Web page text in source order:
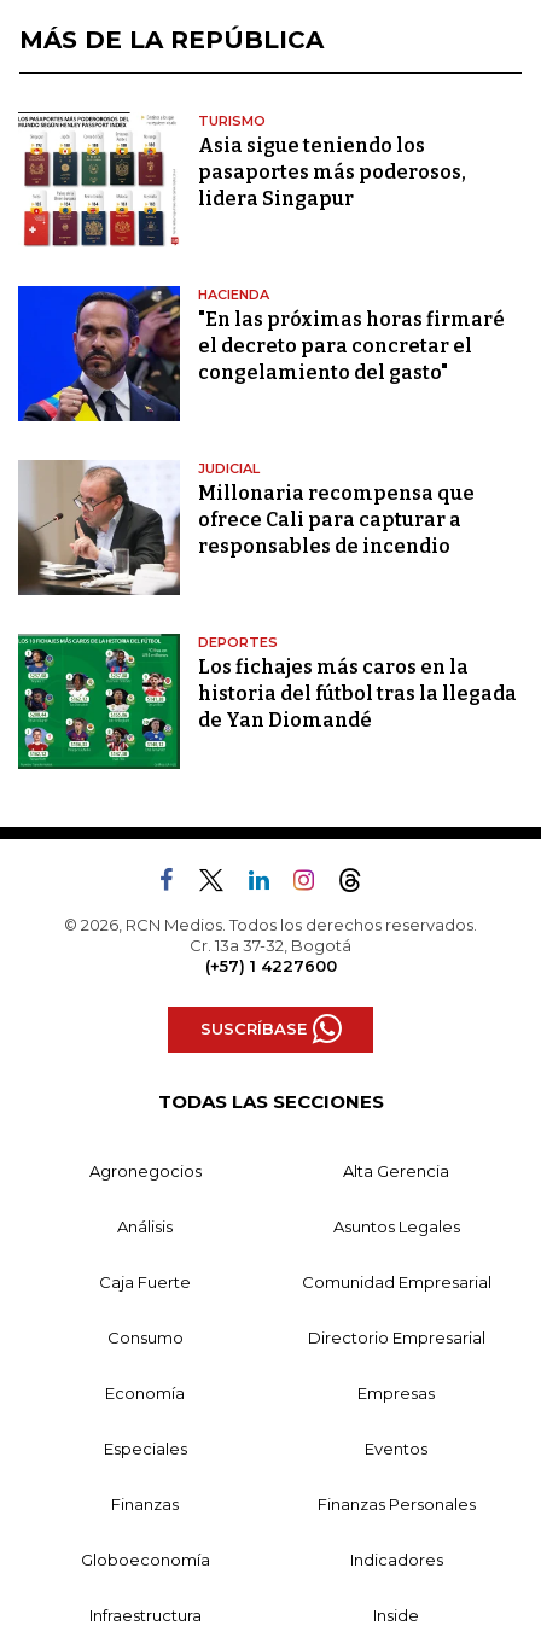
MÁS DE LA REPÚBLICA
TURISMO
Asia sigue teniendo los
pasaportes más poderosos,
lidera Singapur
HACIENDA
"En las próximas horas firmaré
el decreto para concretar el
congelamiento del gasto"
JUDICIAL
Millonaria recompensa que
ofrece Cali para capturar a
responsables de incendio
DEPORTES
Los fichajes más caros en la
historia del fútbol tras la llegada
de Yan Diomandé
© 2026, RCN Medios. Todos los derechos reservados.
Cr. 13a 37-32, Bogotá
(+57) 1 4227600
SUSCRÍBASE
TODAS LAS SECCIONES
Agronegocios Alta Gerencia
Análisis Asuntos Legales
Caja Fuerte Comunidad Empresarial
Consumo Directorio Empresarial
Economía Empresas
Especiales Eventos
Finanzas Finanzas Personales
Globoeconomía Indicadores
Infraestructura Inside